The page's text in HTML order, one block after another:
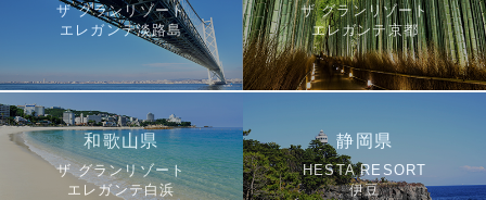
ザ グランリゾート
エレガンテ淡路島
ザ グランリゾート
エレガンテ京都
和歌山県
ザ グランリゾート
エレガンテ白浜
静岡県
HESTA RESORT
伊豆